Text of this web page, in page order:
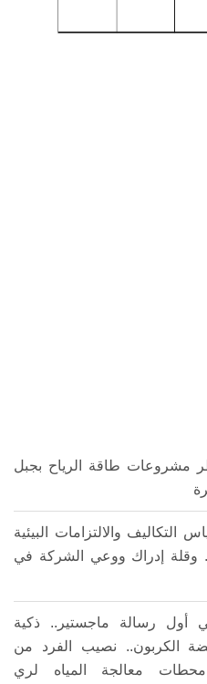
طاقة الرياح بجبل
والالتزامات البيئية
وقلة إدراك ووعي الشركة في
في أول رسالة ماجستير.. ذكية
الكربون.. نصيب الفرد من
الخضراء 15م2 محطات معالجة المياه لري